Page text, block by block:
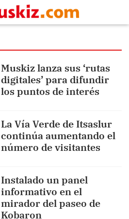
Muskiz lanza sus ‘rutas
digitales’ para difundir
los puntos de interés
La Vía Verde de Itsaslur
continúa aumentando el
número de visitantes
Instalado un panel
informativo en el
mirador del paseo de
Kobaron